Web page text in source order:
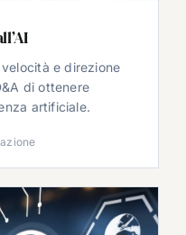
e direzione
di ottenere
artificiale.